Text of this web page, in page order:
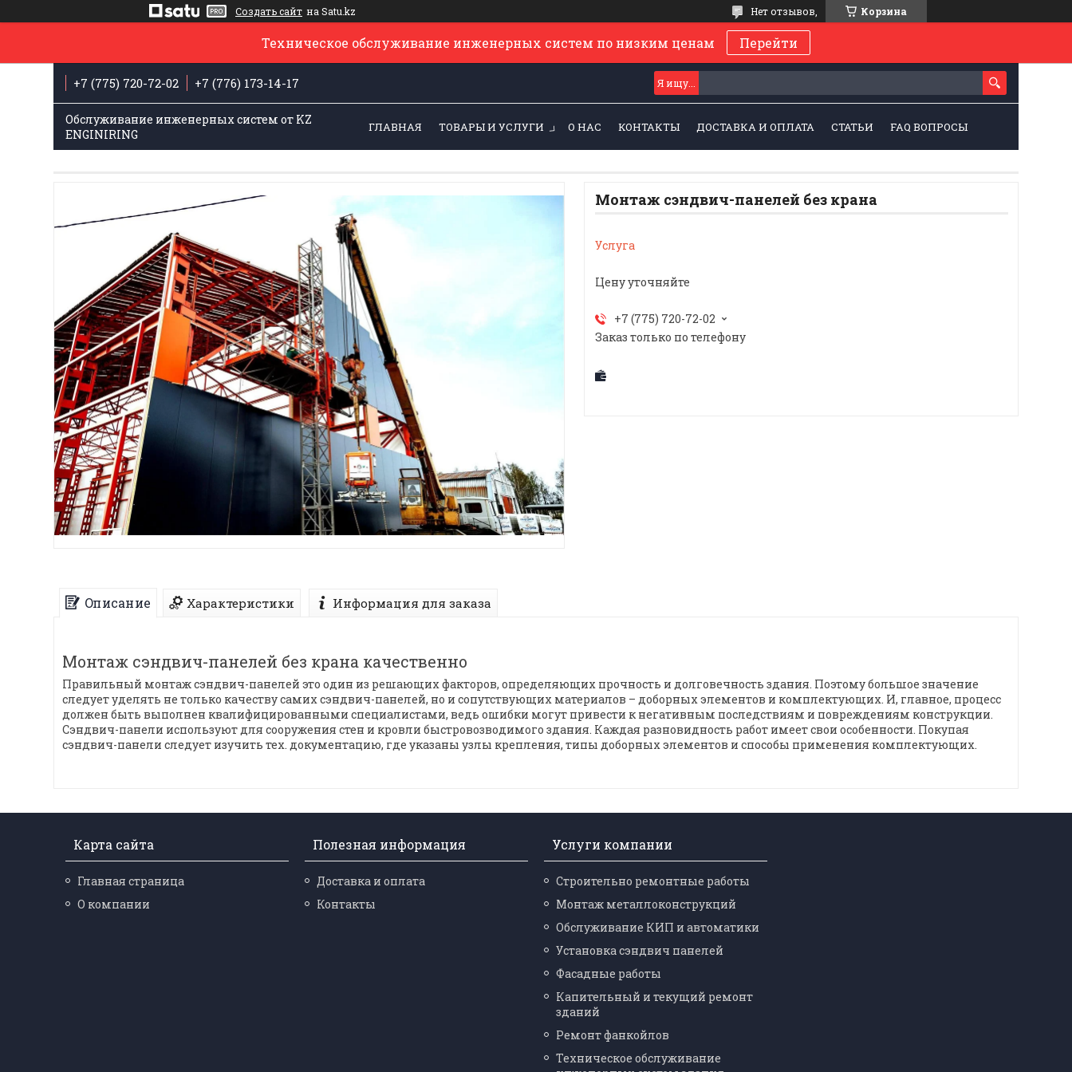
Создать сайт на Satu.kz Корзина
Нет отзывов,
Техническое обслуживание инженерных систем по низким ценам Перейти
+7 (775) 720-72-02 +7 (776) 173-14-17
Обслуживание инженерных систем от KZ
ENGINIRING
ГЛАВНАЯ ТОВАРЫ И УСЛУГИ О НАС КОНТАКТЫ ДОСТАВКА И ОПЛАТА СТАТЬИ FAQ ВОПРОСЫ
Монтаж сэндвич-панелей без крана
Услуга
Цену уточняйте
+7 (775) 720-72-02
Заказ только по телефону
Описание Характеристики Информация для заказа
Монтаж сэндвич-панелей без крана качественно
Правильный монтаж сэндвич-панелей это один из решающих факторов, определяющих прочность и долговечность здания. Поэтому большое значение
следует уделять не только качеству самих сэндвич-панелей, но и сопутствующих материалов – доборных элементов и комплектующих. И, главное, процесс
должен быть выполнен квалифицированными специалистами, ведь ошибки могут привести к негативным последствиям и повреждениям конструкции.
Сэндвич-панели используют для сооружения стен и кровли быстровозводимого здания. Каждая разновидность работ имеет свои особенности. Покупая
сэндвич-панели следует изучить тех. документацию, где указаны узлы крепления, типы доборных элементов и способы применения комплектующих.
Карта сайта
Главная страница
О компании
Полезная информация
Доставка и оплата
Контакты
Услуги компании
Строительно ремонтные работы
Монтаж металлоконструкций
Обслуживание КИП и автоматики
Установка сэндвич панелей
Фасадные работы
Капительный и текущий ремонт
зданий
Ремонт фанкойлов
Техническое обслуживание